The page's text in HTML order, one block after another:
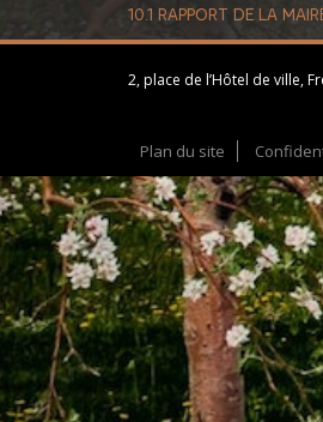
10.1 RAPPORT DE LA
2, place de l’Hôtel de ville,
Plan du site